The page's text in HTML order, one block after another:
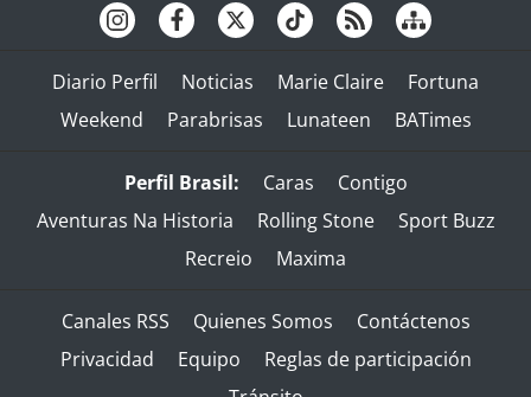
Diario Perfil Noticias Marie Claire
Fortuna
Weekend
Parabrisas Lunateen BATimes
Perfil Brasil: Caras
Contigo
Aventuras Na Historia
Rolling Stone
Sport Buzz
Recreio
Maxima
Canales RSS Quienes Somos
Contáctenos
Privacidad
Equipo
Reglas de participación